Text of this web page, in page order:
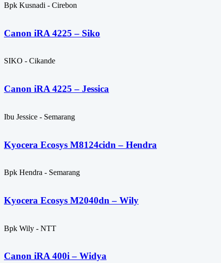
Bpk Kusnadi - Cirebon
Canon iRA 4225 – Siko
SIKO - Cikande
Canon iRA 4225 – Jessica
Ibu Jessice - Semarang
Kyocera Ecosys M8124cidn – Hendra
Bpk Hendra - Semarang
Kyocera Ecosys M2040dn – Wily
Bpk Wily - NTT
Canon iRA 400i – Widya